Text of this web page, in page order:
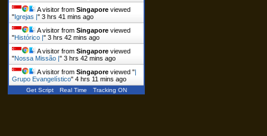
A visitor fromSingapore viewed
"Igrejas |"3 hrs 41 mins ago
A visitor fromSingapore viewed
"Histórico |"3 hrs 42 mins ago
A visitor fromSingapore viewed
"Nossa Missão |"3 hrs 42 mins ago
A visitor fromSingapore viewed "|
Grupo Evangelístico"4 hrs 11 mins ago
Get Script Real Time Tracking ON